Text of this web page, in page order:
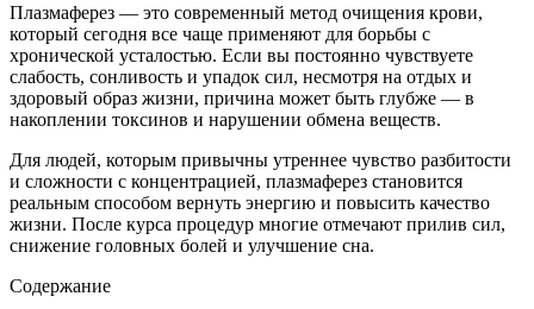
Плазмаферез — это современный метод очищения крови,
который сегодня все чаще применяют для борьбы с
хронической усталостью. Если вы постоянно чувствуете
слабость, сонливость и упадок сил, несмотря на отдых и
здоровый образ жизни, причина может быть глубже — в
накоплении токсинов и нарушении обмена веществ.
Для людей, которым привычны утреннее чувство разбитости
и сложности с концентрацией, плазмаферез становится
реальным способом вернуть энергию и повысить качество
жизни. После курса процедур многие отмечают прилив сил,
снижение головных болей и улучшение сна.
Содержание